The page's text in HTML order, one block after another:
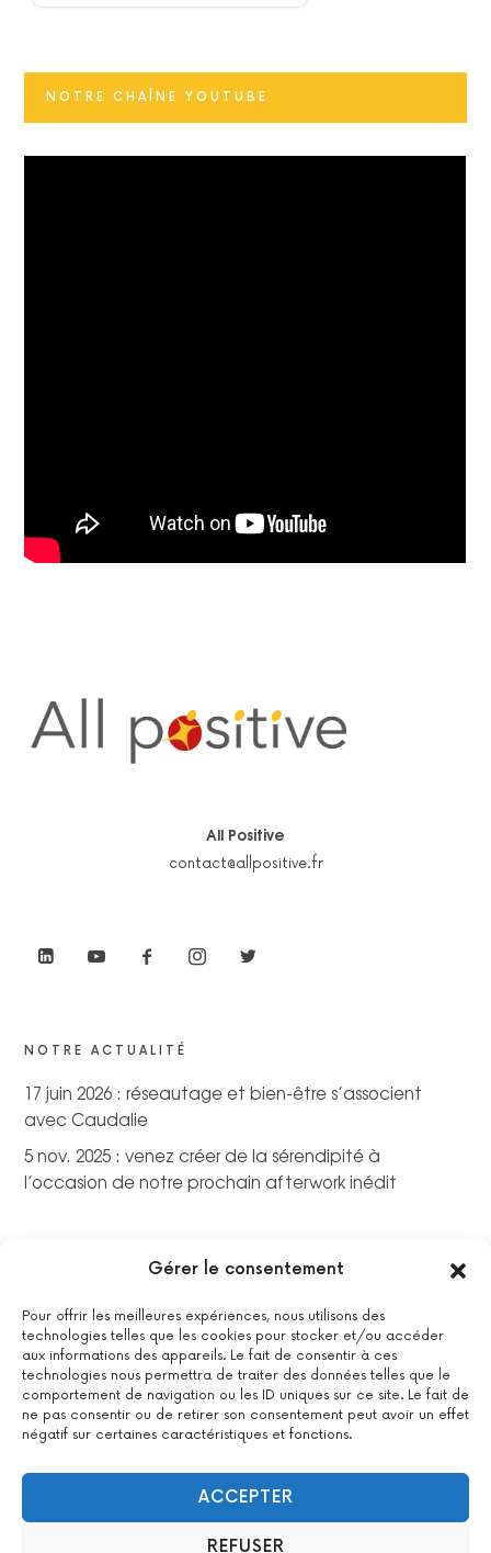
Gérer le consentement
Pour offrir les meilleures expériences, nous utilisons des
technologies telles que les cookies pour stocker et/ou accéder
aux informations des appareils. Le fait de consentir à ces
technologies nous permettra de traiter des données telles que le
comportement de navigation ou les ID uniques sur ce site. Le fait de
ne pas consentir ou de retirer son consentement peut avoir un effet
négatif sur certaines caractéristiques et fonctions.
ACCEPTER
REFUSER
NOTRE CHAÎNE YOUTUBE
All Positive
contact@allpositive.fr
NOTRE ACTUALITÉ
17 juin 2026 : réseautage et bien-être s’associent
avec Caudalie
5 nov. 2025 : venez créer de la sérendipité à
l’occasion de notre prochain afterwork inédit
La certification qualité a été délivrée au titre de la catégorie
suivante : actions de formations.Voir le certificat